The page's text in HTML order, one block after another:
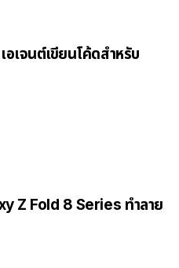
เจนต์เขียนโค้ดสำหรับ
Z Fold 8 Series ทำลาย